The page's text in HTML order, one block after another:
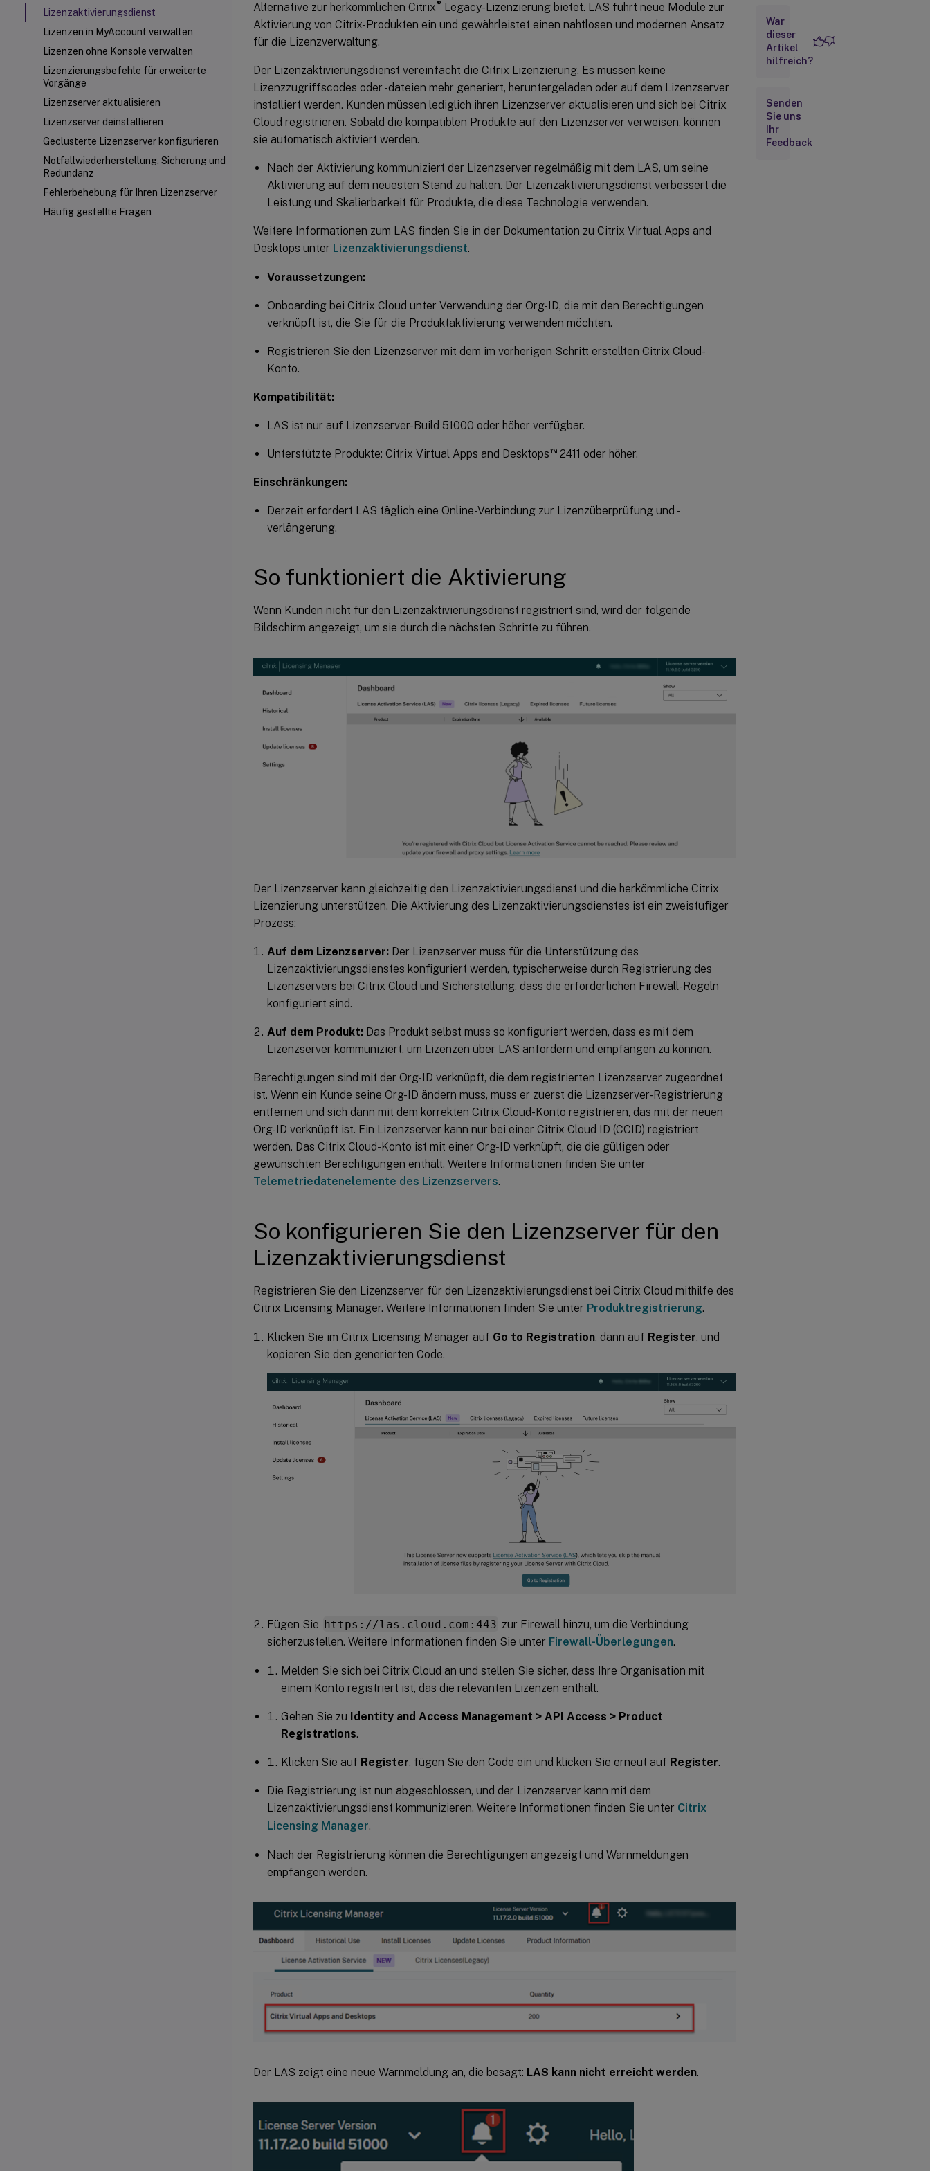
Lizenzaktivierungsdienst
Lizenzen in MyAccount verwalten
Lizenzen ohne Konsole verwalten
Lizenzierungsbefehle für erweiterte
Vorgänge
Lizenzserver aktualisieren
Lizenzserver deinstallieren
Geclusterte Lizenzserver konfigurieren
Notfallwiederherstellung, Sicherung und
Redundanz
Fehlerbehebung für Ihren Lizenzserver
Häufig gestellte Fragen
Alternative zur herkömmlichen Citrix® Legacy-Lizenzierung bietet. LAS führt neue Module zur
Aktivierung von Citrix-Produkten ein und gewährleistet einen nahtlosen und modernen Ansatz
für die Lizenzverwaltung.
Der Lizenzaktivierungsdienst vereinfacht die Citrix Lizenzierung. Es müssen keine
Lizenzzugriffscodes oder -dateien mehr generiert, heruntergeladen oder auf dem Lizenzserver
installiert werden. Kunden müssen lediglich ihren Lizenzserver aktualisieren und sich bei Citrix
Cloud registrieren. Sobald die kompatiblen Produkte auf den Lizenzserver verweisen, können
sie automatisch aktiviert werden.
Nach der Aktivierung kommuniziert der Lizenzserver regelmäßig mit dem LAS, um seine
Aktivierung auf dem neuesten Stand zu halten. Der Lizenzaktivierungsdienst verbessert die
Leistung und Skalierbarkeit für Produkte, die diese Technologie verwenden.
Weitere Informationen zum LAS finden Sie in der Dokumentation zu Citrix Virtual Apps and
Desktops unter Lizenzaktivierungsdienst.
Voraussetzungen:
Onboarding bei Citrix Cloud unter Verwendung der Org-ID, die mit den Berechtigungen
verknüpft ist, die Sie für die Produktaktivierung verwenden möchten.
Registrieren Sie den Lizenzserver mit dem im vorherigen Schritt erstellten Citrix Cloud-
Konto.
Kompatibilität:
LAS ist nur auf Lizenzserver-Build 51000 oder höher verfügbar.
Unterstützte Produkte: Citrix Virtual Apps and Desktops™2411 oder höher.
Einschränkungen:
Derzeit erfordert LAS täglich eine Online-Verbindung zur Lizenzüberprüfung und -
verlängerung.
So funktioniert die Aktivierung
Wenn Kunden nicht für den Lizenzaktivierungsdienst registriert sind, wird der folgende
Bildschirm angezeigt, um sie durch die nächsten Schritte zu führen.
Der Lizenzserver kann gleichzeitig den Lizenzaktivierungsdienst und die herkömmliche Citrix
Lizenzierung unterstützen. Die Aktivierung des Lizenzaktivierungsdienstes ist ein zweistufiger
Prozess:
Auf dem Lizenzserver: Der Lizenzserver muss für die Unterstützung des
Lizenzaktivierungsdienstes konfiguriert werden, typischerweise durch Registrierung des
Lizenzservers bei Citrix Cloud und Sicherstellung, dass die erforderlichen Firewall-Regeln
konfiguriert sind.
Auf dem Produkt: Das Produkt selbst muss so konfiguriert werden, dass es mit dem
Lizenzserver kommuniziert, um Lizenzen über LAS anfordern und empfangen zu können.
Berechtigungen sind mit der Org-ID verknüpft, die dem registrierten Lizenzserver zugeordnet
ist. Wenn ein Kunde seine Org-ID ändern muss, muss er zuerst die Lizenzserver-Registrierung
entfernen und sich dann mit dem korrekten Citrix Cloud-Konto registrieren, das mit der neuen
Org-ID verknüpft ist. Ein Lizenzserver kann nur bei einer Citrix Cloud ID (CCID) registriert
werden. Das Citrix Cloud-Konto ist mit einer Org-ID verknüpft, die die gültigen oder
gewünschten Berechtigungen enthält. Weitere Informationen finden Sie unter
Telemetriedatenelemente des Lizenzservers.
So konfigurieren Sie den Lizenzserver für den
Lizenzaktivierungsdienst
Registrieren Sie den Lizenzserver für den Lizenzaktivierungsdienst bei Citrix Cloud mithilfe des
Citrix Licensing Manager. Weitere Informationen finden Sie unter Produktregistrierung.
Klicken Sie im Citrix Licensing Manager auf Go to Registration, dann auf Register, und
kopieren Sie den generierten Code.
Fügen Sie https://las.cloud.com:443 zur Firewall hinzu, um die Verbindung
sicherzustellen. Weitere Informationen finden Sie unter Firewall-Überlegungen.
Melden Sie sich bei Citrix Cloud an und stellen Sie sicher, dass Ihre Organisation mit
einem Konto registriert ist, das die relevanten Lizenzen enthält.
Gehen Sie zu Identity and Access Management > API Access > Product
Registrations.
Klicken Sie auf Register, fügen Sie den Code ein und klicken Sie erneut auf Register.
Die Registrierung ist nun abgeschlossen, und der Lizenzserver kann mit dem
Lizenzaktivierungsdienst kommunizieren. Weitere Informationen finden Sie unter Citrix
Licensing Manager.
Nach der Registrierung können die Berechtigungen angezeigt und Warnmeldungen
empfangen werden.
Der LAS zeigt eine neue Warnmeldung an, die besagt: LAS kann nicht erreicht werden.
Deaktivieren von
LAS-
Statuswarnungen
War
dieser
Artikel
hilfreich?
Senden
Sie uns
Ihr
Feedback